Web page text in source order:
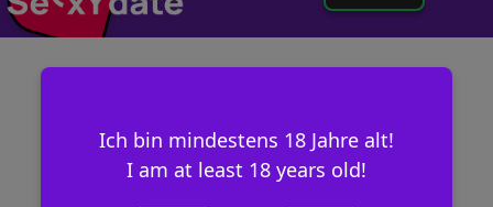
Ich bin mindestens 18 Jahre alt!
I am at least 18 years old!